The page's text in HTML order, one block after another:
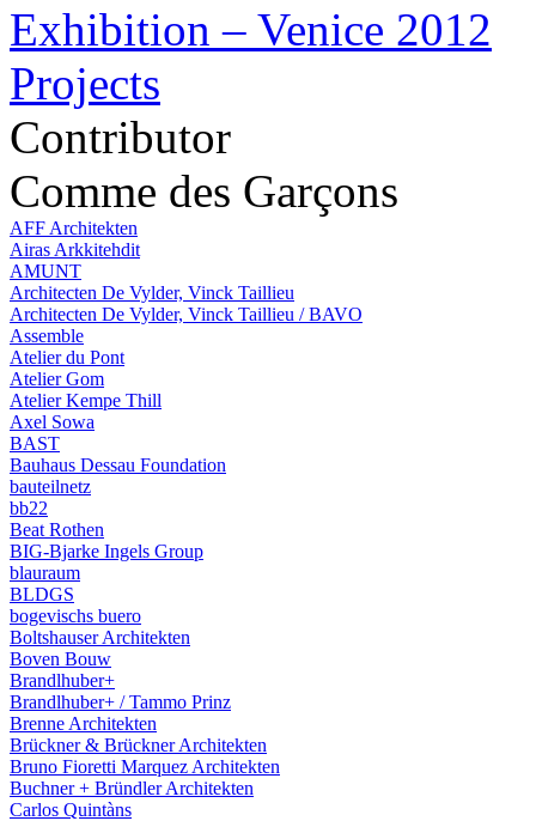
Exhibition – Venice 2012
Projects
Contributor
Comme des Garçons
AFF Architekten
Airas Arkkitehdit
AMUNT
Architecten De Vylder, Vinck Taillieu
Architecten De Vylder, Vinck Taillieu / BAVO
Assemble
Atelier du Pont
Atelier Gom
Atelier Kempe Thill
Axel Sowa
BAST
Bauhaus Dessau Foundation
bauteilnetz
bb22
Beat Rothen
BIG-Bjarke Ingels Group
blauraum
BLDGS
bogevischs buero
Boltshauser Architekten
Boven Bouw
Brandlhuber+
Brandlhuber+ / Tammo Prinz
Brenne Architekten
Brückner & Brückner Architekten
Bruno Fioretti Marquez Architekten
Buchner + Bründler Architekten
Carlos Quintàns